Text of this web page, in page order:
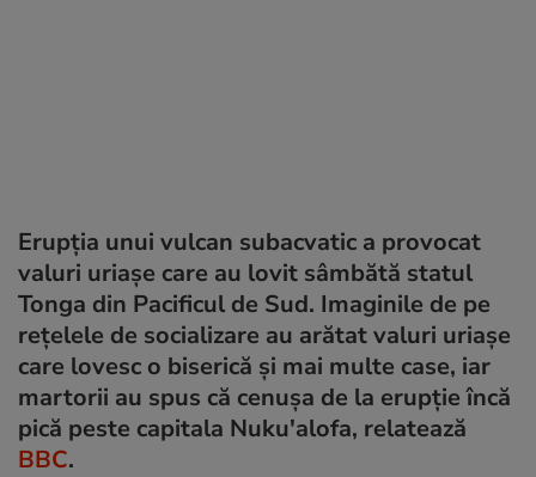
Erupția unui vulcan subacvatic a provocat
valuri uriașe care au lovit sâmbătă statul
Tonga din Pacificul de Sud. Imaginile de pe
rețelele de socializare au arătat valuri uriașe
care lovesc o biserică și mai multe case, iar
martorii au spus că cenușa de la erupție încă
pică peste capitala Nuku'alofa, relatează
BBC.